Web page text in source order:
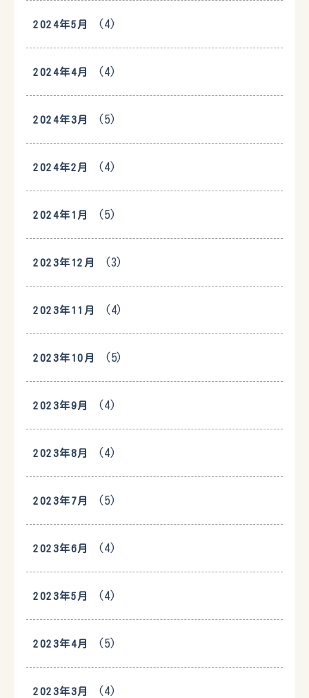
2024年5月 (4)
2024年4月 (4)
2024年3月 (5)
2024年2月 (4)
2024年1月 (5)
2023年12月 (3)
2023年11月 (4)
2023年10月 (5)
2023年9月 (4)
2023年8月 (4)
2023年7月 (5)
2023年6月 (4)
2023年5月 (4)
2023年4月 (5)
2023年3月 (4)